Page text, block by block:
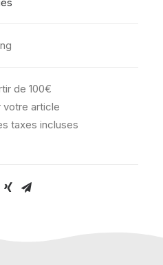
de 100€
votre article
taxes incluses